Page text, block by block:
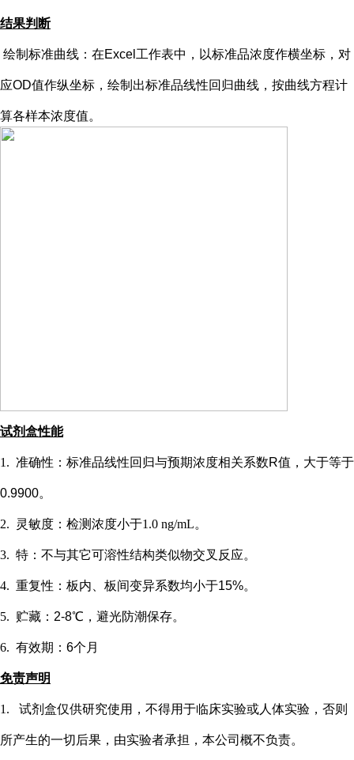
结果判断
绘制标准曲线：在Excel工作表中，以标准品浓度作横坐标，对
应OD值作纵坐标，绘制出标准品线性回归曲线，按曲线方程计
算各样本浓度值。
试剂盒性能
1. 准确性：标准品线性回归与预期浓度相关系数R值，大于等于
0.9900。
2. 灵敏度：检测浓度小于1.0 ng/mL。
3. 特：不与其它可溶性结构类似物交叉反应。
4. 重复性：板内、板间变异系数均小于15%。
5. 贮藏： 2-8℃，避光防潮保存。
6. 有效期： 6个月
免责声明
1. 试剂盒仅供研究使用，不得用于临床实验或人 体实验，否则
所产生的一切后果，由实验者承担，本公司概不负责。